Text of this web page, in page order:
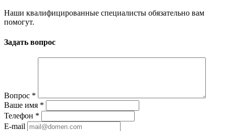
Наши квалифицированные специалисты обязательно вам
помогут.
Задать вопрос
Вопрос *
Ваше имя *
Телефон *
E-mail